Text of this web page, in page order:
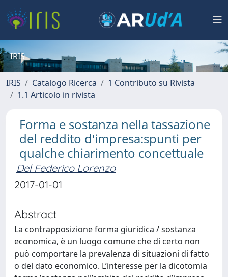
IRIS
IRIS Catalogo Ricerca
1 Contributo su Rivista
1.1 Articolo in rivista
Forma e sostanza nella tassazione
del reddito d'impresa:spunti per
qualche chiarimento concettuale
Del Federico Lorenzo
2017-01-01
Abstract
La contrapposizione forma giuridica / sostanza
economica, è un luogo comune che di certo non
può comportare la prevalenza di situazioni di fatto
o del dato economico. L’interesse per la dicotomia